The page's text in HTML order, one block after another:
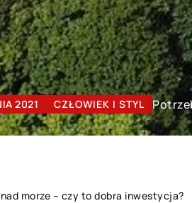
2021 CZŁOWIEK I STYL
morze – czy to dobra inwestycja?